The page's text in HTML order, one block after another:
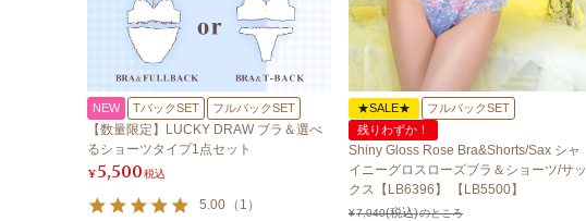
NEW TバックSET フルバックSET
【数量限定】LUCKY DRAW ブラ＆選べ
るショーツタイプ1点セット
¥5,500税込
5.00 （ 1 ）
★SALE★
フルバックSET
残りわずか！
Shiny Gloss Rose Bra&Shorts/Sax シャ
イニーグロスローズブラ＆ショーツ/サッ
クス【LB6396】 【LB5500】
¥7,040 のところ